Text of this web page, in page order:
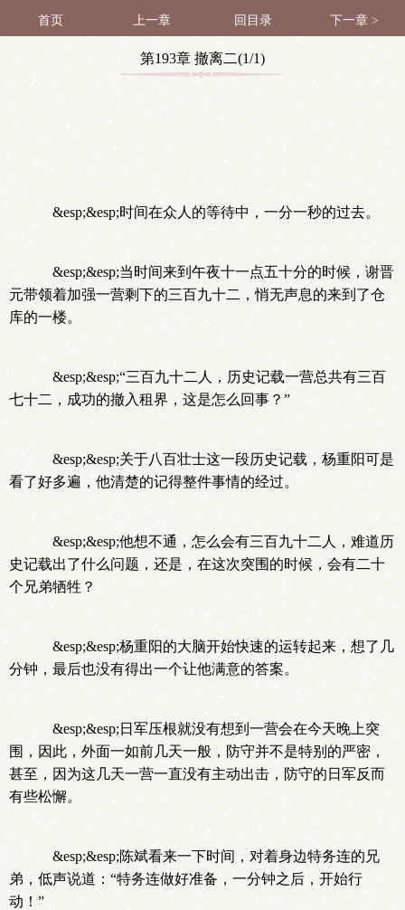
首页 上一章 回目录 下一章 >
第193章 撤离二(1/1)
&esp;&esp;时间在众人的等待中，一分一秒的过去。
&esp;&esp;当时间来到午夜十一点五十分的时候，谢晋
元带领着加强一营剩下的三百九十二，悄无声息的来到了仓
库的一楼。
&esp;&esp;“三百九十二人，历史记载一营总共有三百
七十二，成功的撤入租界，这是怎么回事？”
&esp;&esp;关于八百壮士这一段历史记载，杨重阳可是
看了好多遍，他清楚的记得整件事情的经过。
&esp;&esp;他想不通，怎么会有三百九十二人，难道历
史记载出了什么问题，还是，在这次突围的时候，会有二十
个兄弟牺牲？
&esp;&esp;杨重阳的大脑开始快速的运转起来，想了几
分钟，最后也没有得出一个让他满意的答案。
&esp;&esp;日军压根就没有想到一营会在今天晚上突
围，因此，外面一如前几天一般，防守并不是特别的严密，
甚至，因为这几天一营一直没有主动出击，防守的日军反而
有些松懈。
&esp;&esp;陈斌看来一下时间，对着身边特务连的兄
弟，低声说道：“特务连做好准备，一分钟之后，开始行
动！”